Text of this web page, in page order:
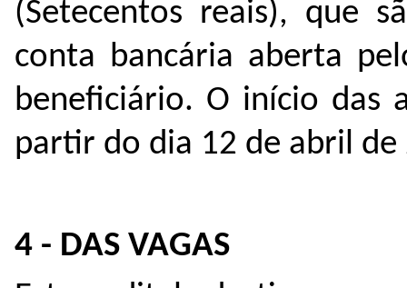
(Setecentos reais), que
conta bancária aberta
beneficiário. O início das
partir do dia 12 de abril de
4 - DAS VAGAS